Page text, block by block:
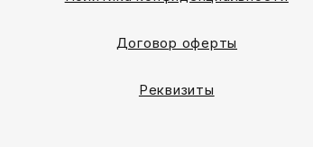
Договор оферты
Реквизиты